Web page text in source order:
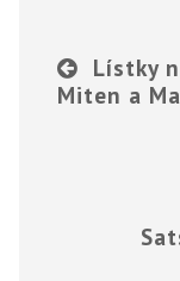
Lístky
Miten a